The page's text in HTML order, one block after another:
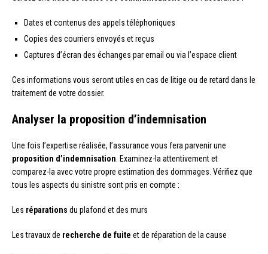
Dates et contenus des appels téléphoniques
Copies des courriers envoyés et reçus
Captures d’écran des échanges par email ou via l’espace client
Ces informations vous seront utiles en cas de litige ou de retard dans le
traitement de votre dossier.
Analyser la proposition d’indemnisation
Une fois l’expertise réalisée, l’assurance vous fera parvenir une
proposition d’indemnisation . Examinez-la attentivement et
comparez-la avec votre propre estimation des dommages. Vérifiez que
tous les aspects du sinistre sont pris en compte :
Les réparations du plafond et des murs
Les travaux de recherche de fuite et de réparation de la cause